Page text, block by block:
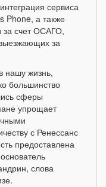
сервиса
Phone, а также
за счет ОСАГО,
за
нашу жизнь,
большинство
сферы
упрощает
с Ренессанс
предоставлена
слова